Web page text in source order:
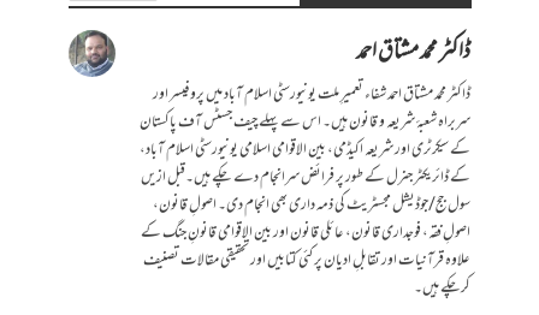
ڈاکٹر محمد مشتاق احمد
ڈاکٹر محمد مشتاق احمد شفاء تعمیرِ ملت یونیورسٹی اسلام آباد میں پروفیسر اور
سربراہ شعبۂ شریعہ و قانون ہیں۔ اس سے پہلے چیف جسٹس آف پاکستان
کے سیکرٹری اور شریعہ اکیڈمی، بین الاقوامی اسلامی یونیورسٹی اسلام آباد،
کے ڈائریکٹر جنرل کے طور پر فرائض سرانجام دے چکے ہیں۔قبل ازیں
سول جج/جوڈیشل مجسٹریٹ کی ذمہ داری بھی انجام دی۔ اصولِ قانون،
اصولِ فقہ، فوجداری قانون، عائلی قانون اور بین الاقوامی قانونِ جنگ کے
علاوہ قرآنیات اور تقابلِ ادیان پر کئی کتابیں اور تحقیقی مقالات تصنیف
کرچکے ہیں۔